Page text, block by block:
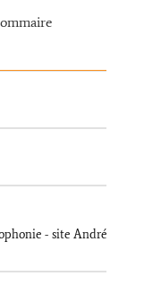
- site André